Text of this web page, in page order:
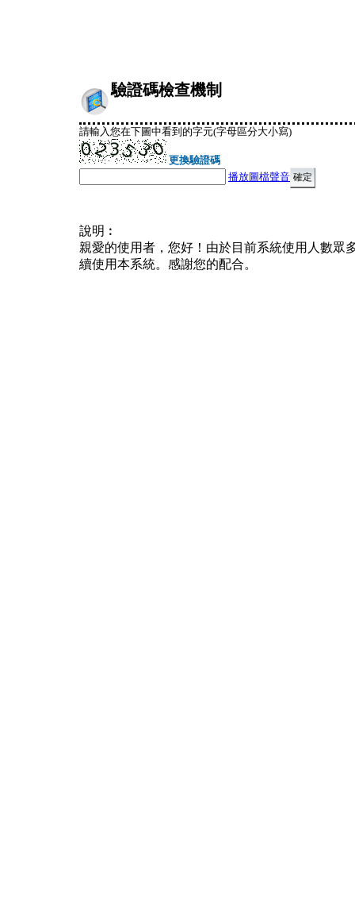
驗證碼檢查機制
請輸入您在下圖中看到的字元(字母區分大小寫)
更換驗證碼
播放圖檔聲音
說明︰
親愛的使用者，您好！由於目前系統使用人數眾
續使用本系統。感謝您的配合。